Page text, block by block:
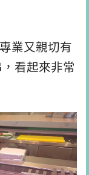
業又親切有
看起來非常